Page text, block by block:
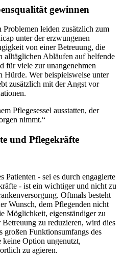
gewinnen
leiden zusätzlich zum
unter der erzwungenen
von einer Betreuung, die
alltäglichen Abläufen auf helfende
für viele zur unangenehmen
Hürde. Wer beispielsweise unter
zusätzlich mit der Angst vor
Pflegesessel ausstatten, der
nimmt.“
und Pflegekräfte
Patienten - sei es durch engagierte
- ist ein wichtiger und nicht zu
Oftmals besteht
Wunsch, dem Pflegenden nicht
Möglichkeit, eigenständiger zu
zu reduzieren, wird dies
großen Funktionsumfangs des
keine Option ungenutzt,
zu agieren.